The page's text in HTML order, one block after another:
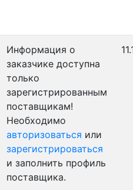
Информация о
заказчике доступна
только
зарегистрированным
поставщикам!
Необходимо
авторизоваться или
зарегистрироваться
и заполнить профиль
поставщика.